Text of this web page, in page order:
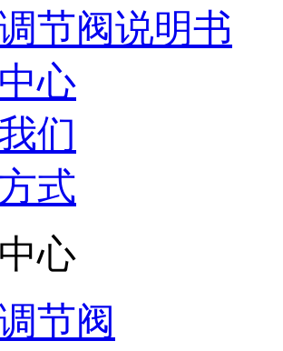
节阀说明书
心
们
式
心
节阀